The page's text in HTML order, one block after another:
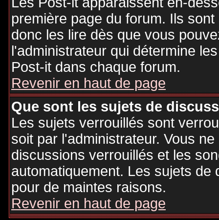
première page du forum. Ils
donc les lire dès que vous
l'administrateur qui détermine
Post-it dans chaque forum.
Revenir en haut de page
Que sont les sujets de
Les sujets verrouillés sont
soit par l'administrateur. Vous
discussions verrouillés et les
automatiquement. Les sujets
pour de maintes raisons.
Revenir en haut de page